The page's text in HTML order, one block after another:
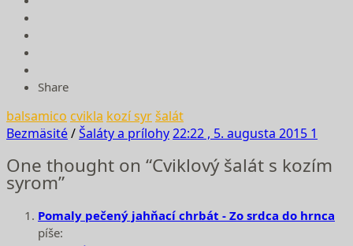
Share
balsamico cvikla kozí syršalát
Bezmäsité/Šaláty a prílohy22:22 , 5. augusta 2015 1
One thought on “Cviklový šalát s kozím
syrom”
Pomaly pečený jahňací chrbát - Zo srdca do hrnca
píše: